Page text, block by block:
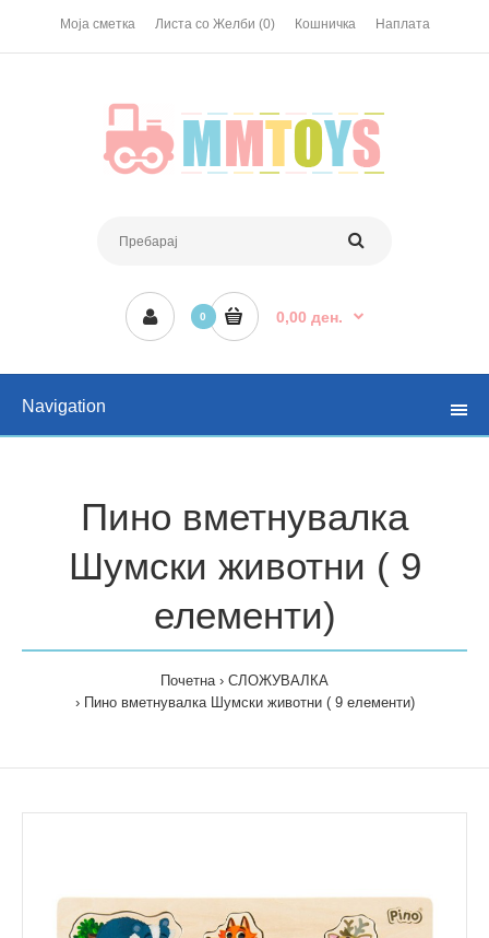
Моја сметка Листа со Желби (0) Кошничка Наплата
0 0,00 ден.
Navigation
Пино вметнувалка
Шумски животни ( 9
елементи)
Почетна
СЛОЖУВАЛКА
Пино вметнувалка Шумски животни ( 9 елементи)